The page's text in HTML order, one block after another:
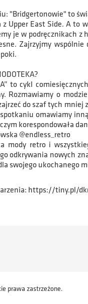
"Bridgertonowie" to
z Upper East Side. A to
je w podręcznikach
Zajrzyjmy
to cykl
Rozmawiamy o
do szaf tych mniej
omawiamy
korespondowała
@endless_retro
mody retro i
odkrywania nowych
swojego ukochanego
https://tiny.pl/
prawa zastrzeżone.